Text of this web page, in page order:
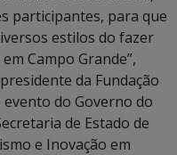
participantes, para que
estilos do fazer
Campo Grande”,
da Fundação
do Governo do
de Estado de
e Inovação em